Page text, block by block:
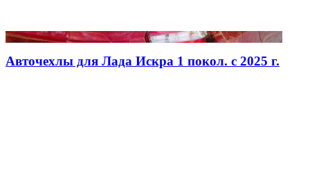
Авточехлы для Лада Искра 1 покол. с 2025 г.